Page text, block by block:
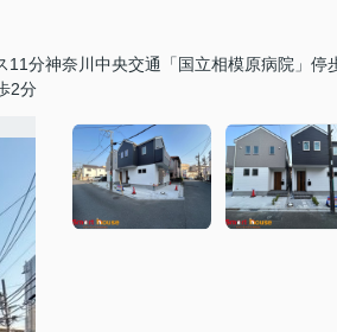
11分神奈川中央交通「国立相模原病院」停
2分